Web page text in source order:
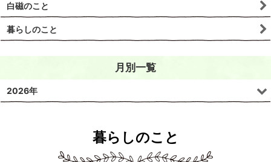
暮らしのこと
白磁のこと
暮らしのこと
月別一覧
2026年